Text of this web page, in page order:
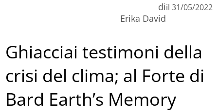
di
Erika David
il 31/05/2022
Ghiacciai testimoni della
crisi del clima; al Forte di
Bard Earth’s Memory